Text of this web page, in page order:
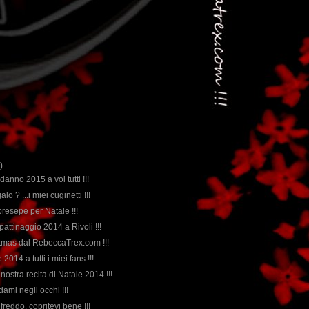
2015 a voi tutti !!!
? ...i miei cuginetti !!!
per Natale !!!
2014 a Rivoli !!!
dal RebeccaTrex.com !!!
2014 a tutti i miei fans !!!
recita di Natale 2014 !!!
negli occhi !!!
copritevi bene !!!